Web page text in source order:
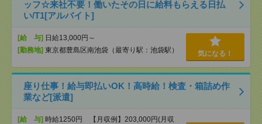
ッフ☆来社不要！働いたその日に給料もらえる日払
い/T1[アルバイト]
[給 与] 日給13,000円～
[勤務地] 東京都豊島区南池袋（最寄り駅：池袋駅） 気になる！
座り仕事！給与即払いOK！高時給！検査・箱詰め作
業など[派遣]
[給 与] 時給1250円 【月収例】203,000円(月収